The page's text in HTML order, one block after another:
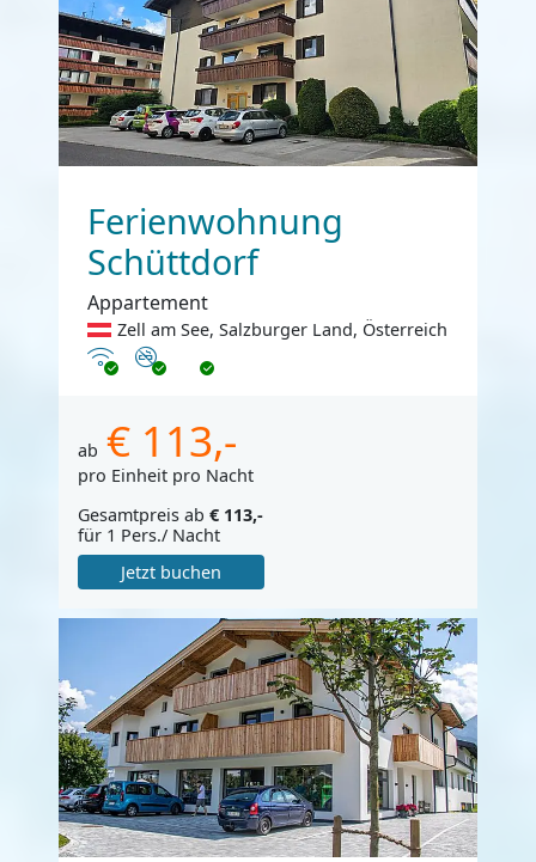
Ferienwohnung
Schüttdorf
Appartement
Zell am See, Salzburger Land, Österreich
InternetNichtraucher
ab € 113,-
pro Einheit pro Nacht
Gesamtpreis ab € 113,-
für 1 Pers./ Nacht
Jetzt buchen